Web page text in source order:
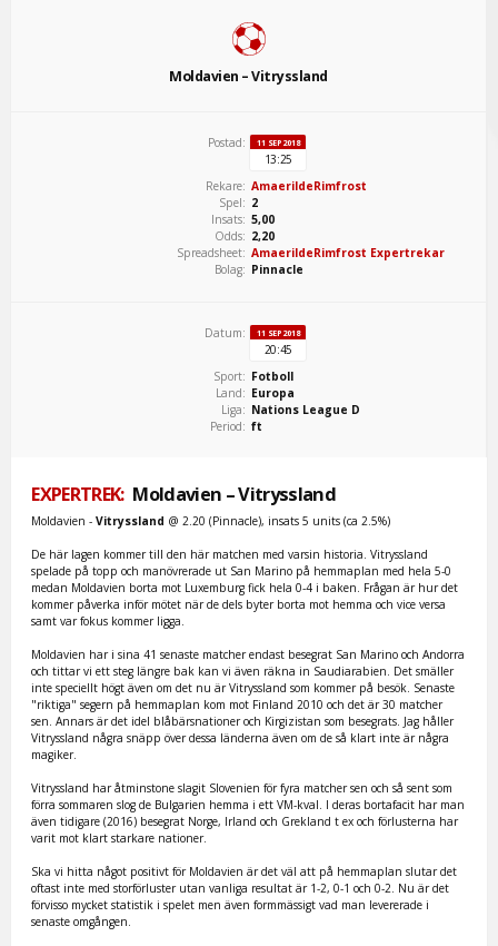
EXPERTREK:Moldavien – Vitryssland
Moldavien -Vitryssland @ 2.20 (Pinnacle), insats 5 units (ca 2.5%)
De här lagen kommer till den här matchen med varsin historia. Vitryssland
spelade på topp och manövrerade ut San Marino på hemmaplan med hela 5-0
medan Moldavien borta mot Luxemburg fick hela 0-4 i baken. Frågan är hur det
kommer påverka inför mötet när de dels byter borta mot hemma och vice versa
samt var fokus kommer ligga.
Moldavien har i sina 41 senaste matcher endast besegrat San Marino och Andorra
och tittar vi ett steg längre bak kan vi även räkna in Saudiarabien. Det smäller
inte speciellt högt även om det nu är Vitryssland som kommer på besök. Senaste
"riktiga" segern på hemmaplan kom mot Finland 2010 och det är 30 matcher
sen. Annars är det idel blåbärsnationer och Kirgizistan som besegrats. Jag håller
Vitryssland några snäpp över dessa länderna även om de så klart inte är några
magiker.
Vitryssland har åtminstone slagit Slovenien för fyra matcher sen och så sent som
förra sommaren slog de Bulgarien hemma i ett VM-kval. I deras bortafacit har man
även tidigare (2016) besegrat Norge, Irland och Grekland t ex och förlusterna har
varit mot klart starkare nationer.
Ska vi hitta något positivt för Moldavien är det väl att på hemmaplan slutar det
oftast inte med storförluster utan vanliga resultat är 1-2, 0-1 och 0-2. Nu är det
förvisso mycket statistik i spelet men även formmässigt vad man levererade i
senaste omgången.
Moldavien – Vitryssland
Postad: 11 SEP 2018
13:25
Rekare: AmaerildeRimfrost
Spel: 2
Insats: 5,00
Odds: 2,20
Spreadsheet: AmaerildeRimfrost Expertrekar
Bolag: Pinnacle
Datum: 11 SEP 2018
20:45
Sport: Fotboll
Land: Europa
Liga: Nations League D
Period: ft